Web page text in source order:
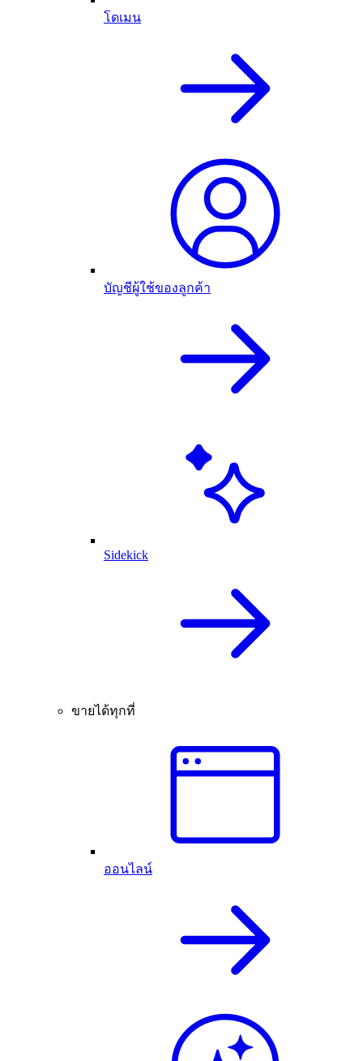
โดเมน
บัญชีผู้ใช้ของลูกค้า
Sidekick
ขายได้ทุกที่
ออนไลน์